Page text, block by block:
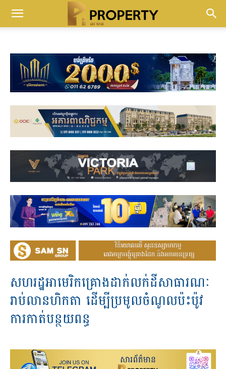
សហរដ្ឋអាមេរិកគ្រោងដាក់លក់ដីសាធារណៈ
រាប់លានហិកតា ដើម្បីប្រមូលចំណូលប៉ះប៉ូវ
ការកាត់បន្ថយពន្ធ